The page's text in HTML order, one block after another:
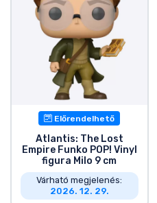
Előrendelhető
Atlantis: The Lost
Empire Funko POP! Vinyl
figura Milo 9 cm
Várható megjelenés:
2026. 12. 29.
Előrendelhető cuccok
Outlet cuccok
Ajándékkártya
Szállítás és fizetés
Sorozatos cuccok
Filmes cuccok